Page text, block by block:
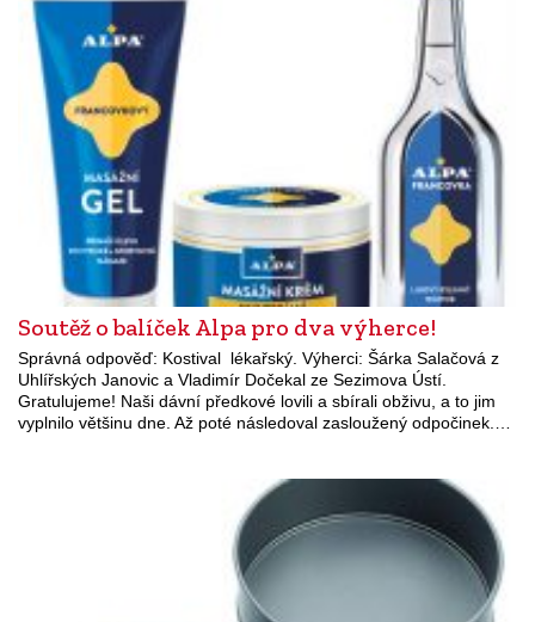
Soutěž o balíček Alpa pro dva výherce!
Správná odpověď: Kostival lékařský. Výherci: Šárka Salačová z
Uhlířských Janovic a Vladimír Dočekal ze Sezimova Ústí.
Gratulujeme! Naši dávní předkové lovili a sbírali obživu, a to jim
vyplnilo většinu dne. Až poté následoval zasloužený odpočinek.…